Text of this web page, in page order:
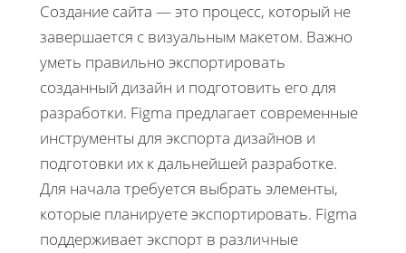
Создание сайта — это процесс, который не
завершается с визуальным макетом. Важно
уметь правильно экспортировать
созданный дизайн и подготовить его для
разработки. Figma предлагает современные
инструменты для экспорта дизайнов и
подготовки их к дальнейшей разработке.
Для начала требуется выбрать элементы,
которые планируете экспортировать. Figma
поддерживает экспорт в различные